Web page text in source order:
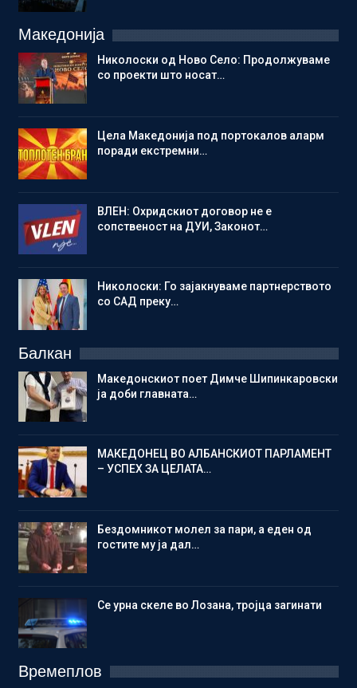
Македонија
Николоски од Ново Село: Продолжуваме
со проекти што носат…
Цела Македонија под портокалов аларм
поради екстремни…
ВЛЕН: Охридскиот договор не е
сопственост на ДУИ, Законот…
Николоски: Го зајакнуваме партнерството
со САД преку…
Балкан
Македонскиот поет Димче Шипинкаровски
ја доби главната…
МАКЕДОНЕЦ ВО АЛБАНСКИОТ ПАРЛАМЕНТ
– УСПЕХ ЗА ЦЕЛАТА…
Бездомникот молел за пари, а еден од
гостите му ја дал…
Се урна скеле во Лозана, тројца загинати
Времеплов